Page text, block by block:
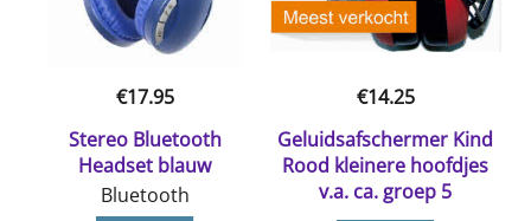
€17.95
Stereo Bluetooth
Headset blauw
Bluetooth
€14.25
Geluidsafschermer Kind
Rood kleinere hoofdjes
v.a. ca. groep 5